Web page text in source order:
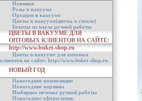
Новинки
Розы в вакууме
Орхидеи в вакууме
Цветы в вакууме(цветы в стекле)
Букеты из мыла ручной работы
ЦВЕТЫ В ВАКУУМЕ ДЛЯ
ОПТОВЫХ КЛИЕНТОВ НА САЙТЕ:
http://www.buket-shop.ru
Цветы в вакууме для оптовых
клиентов на сайте: http://www.buket-shop.ru
НОВЫЙ ГОД
Новогодние композиции
Новогодние корзины
Имбирное печенье ручной работы
Новогоднее оформление